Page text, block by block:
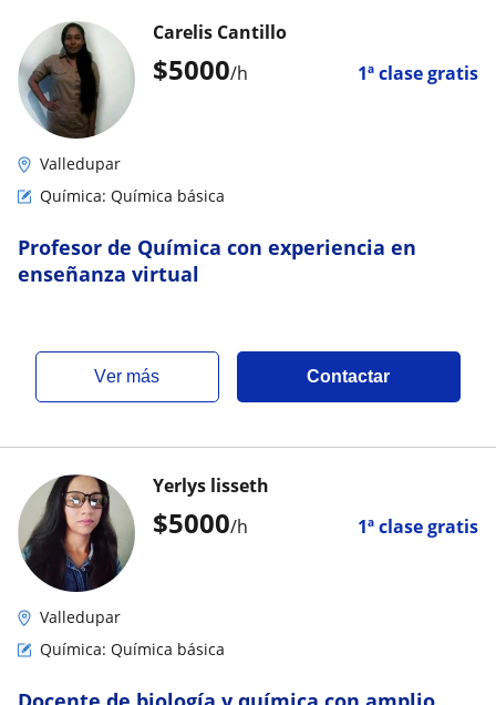
$5000/h 1ª clase gratis
Carelis Cantillo
Valledupar
Química: Química básica
Profesor de Química con experiencia en
enseñanza virtual
ver más Contactar
$5000/h 1ª clase gratis
Yerlys lisseth
Valledupar
Química: Química básica